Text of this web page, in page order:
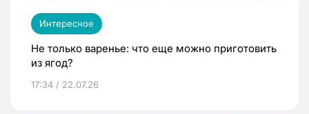
Интересное
Не только варенье: что еще можно приготовить
из ягод?
17:34 / 22.07.26